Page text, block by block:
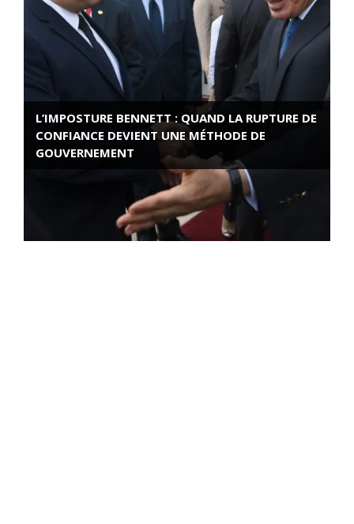
L’IMPOSTURE BENNETT : QUAND LA RUPTURE DE
CONFIANCE DEVIENT UNE MÉTHODE DE
GOUVERNEMENT
ROSE VALLAND, HEROÏNE DE LA RESISTANCE